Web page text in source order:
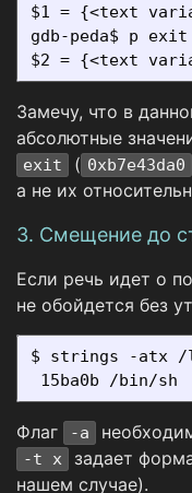
$1 = {<text
gdb-peda$ p
Замечу, что в
абсолютные
exit ( 0xb7e43da0
а не их
3. Смещение до
Если речь идет о
не обойдется без
$ strings -atx
Флаг -a
-t x
задает
нашем случае).